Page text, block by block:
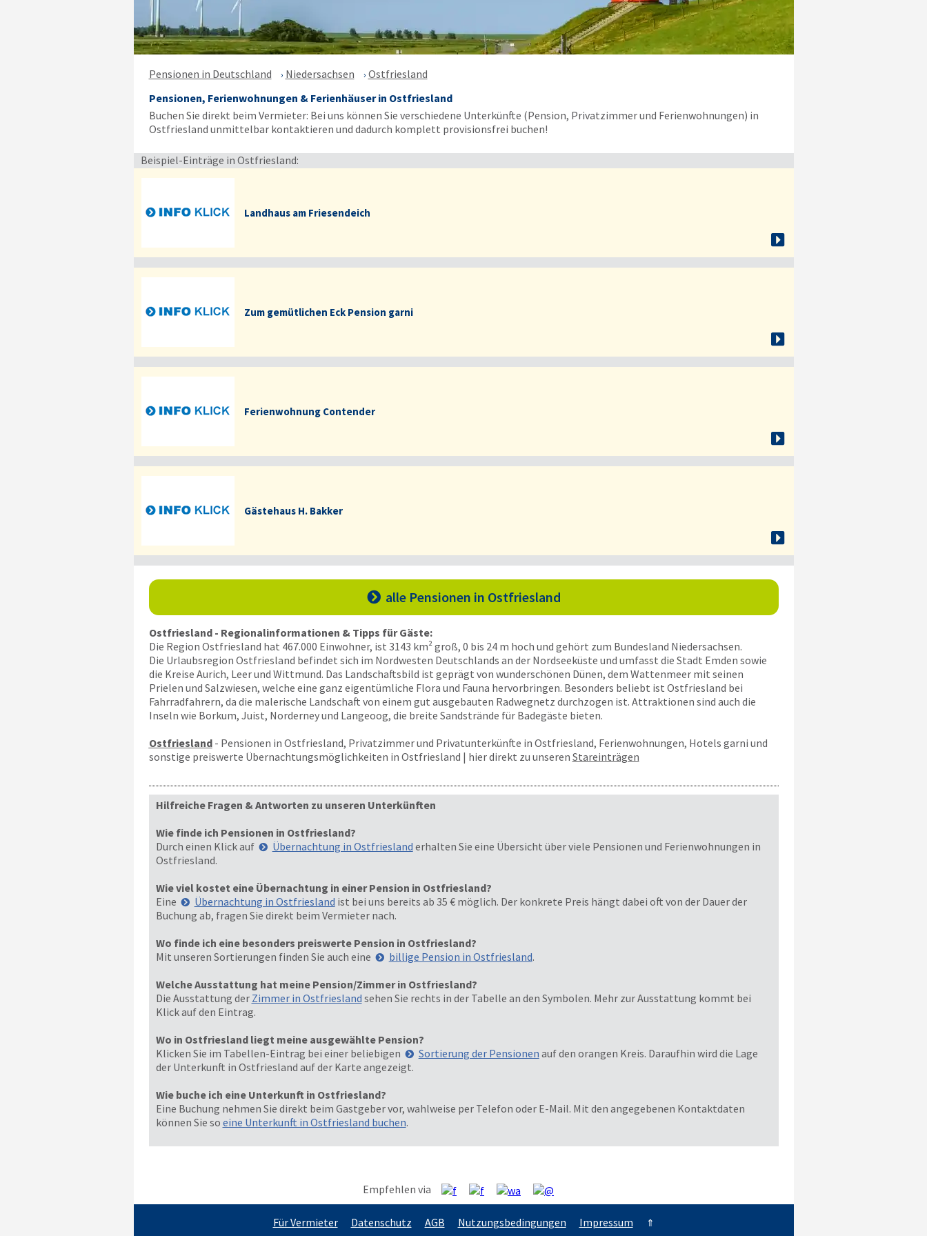
Pensionen in Deutschland Niedersachsen
Ostfriesland
Pensionen, Ferienwohnungen & Ferienhäuser in Ostfriesland
Buchen Sie direkt beim Vermieter: Bei uns können Sie verschiedene Unterkünfte (Pension, Privatzimmer und Ferienwohnungen) in
Ostfriesland unmittelbar kontaktieren und dadurch komplett provisionsfrei buchen!
Beispiel-Einträge in Ostfriesland:
Landhaus am Friesendeich
Zum gemütlichen Eck Pension garni
Ferienwohnung Contender
Gästehaus H. Bakker
 alle Pensionen in Ostfriesland
Ostfriesland - Regionalinformationen & Tipps für Gäste:
Die Region Ostfriesland hat 467.000 Einwohner, ist 3143 km² groß, 0 bis 24 m hoch und gehört zum Bundesland Niedersachsen.
Die Urlaubsregion Ostfriesland befindet sich im Nordwesten Deutschlands an der Nordseeküste und umfasst die Stadt Emden sowie
die Kreise Aurich, Leer und Wittmund. Das Landschaftsbild ist geprägt von wunderschönen Dünen, dem Wattenmeer mit seinen
Prielen und Salzwiesen, welche eine ganz eigentümliche Flora und Fauna hervorbringen. Besonders beliebt ist Ostfriesland bei
Fahrradfahrern, da die malerische Landschaft von einem gut ausgebauten Radwegnetz durchzogen ist. Attraktionen sind auch die
Inseln wie Borkum, Juist, Norderney und Langeoog, die breite Sandstrände für Badegäste bieten.
Ostfriesland- Pensionen in Ostfriesland, Privatzimmer und Privatunterkünfte in Ostfriesland, Ferienwohnungen, Hotels garni und
sonstige preiswerte Übernachtungsmöglichkeiten in Ostfriesland | hier direkt zu unseren Stareinträgen
Hilfreiche Fragen & Antworten zu unseren Unterkünften
Wie finde ich Pensionen in Ostfriesland?
Durch einen Klick auf
Übernachtung in Ostfriesland erhalten Sie eine Übersicht über viele Pensionen und Ferienwohnungen in
Ostfriesland.
Wie viel kostet eine Übernachtung in einer Pension in Ostfriesland?
Eine
Übernachtung in Ostfriesland ist bei uns bereits ab 35 € möglich. Der konkrete Preis hängt dabei oft von der Dauer der
Buchung ab, fragen Sie direkt beim Vermieter nach.
Wo finde ich eine besonders preiswerte Pension in Ostfriesland?
Mit unseren Sortierungen finden Sie auch eine
billige Pension in Ostfriesland.
Welche Ausstattung hat meine Pension/Zimmer in Ostfriesland?
Die Ausstattung der Zimmer in Ostfriesland sehen Sie rechts in der Tabelle an den Symbolen. Mehr zur Ausstattung kommt bei
Klick auf den Eintrag.
Wo in Ostfriesland liegt meine ausgewählte Pension?
Klicken Sie im Tabellen-Eintrag bei einer beliebigen
Sortierung der Pensionen auf den orangen Kreis. Daraufhin wird die Lage
der Unterkunft in Ostfriesland auf der Karte angezeigt.
Wie buche ich eine Unterkunft in Ostfriesland?
Eine Buchung nehmen Sie direkt beim Gastgeber vor, wahlweise per Telefon oder E-Mail. Mit den angegebenen Kontaktdaten
können Sie so eine Unterkunft in Ostfriesland buchen.
Empfehlen via
Für Vermieter Datenschutz AGB Nutzungsbedingungen Impressum ⇑